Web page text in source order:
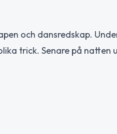
och dansredskap.
trick. Senare på natten